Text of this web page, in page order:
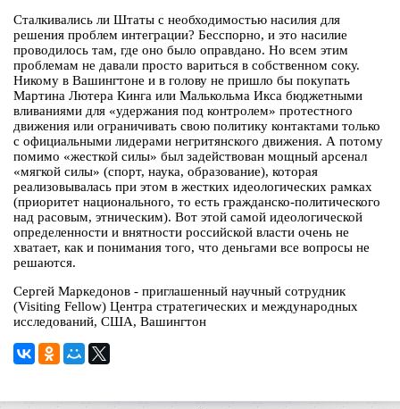
Сталкивались ли Штаты с необходимостью насилия для
решения проблем интеграции? Бесспорно, и это насилие
проводилось там, где оно было оправдано. Но всем этим
проблемам не давали просто вариться в собственном соку.
Никому в Вашингтоне и в голову не пришло бы покупать
Мартина Лютера Кинга или Малькольма Икса бюджетными
вливаниями для «удержания под контролем» протестного
движения или ограничивать свою политику контактами только
с официальными лидерами негритянского движения. А потому
помимо «жесткой силы» был задействован мощный арсенал
«мягкой силы» (спорт, наука, образование), которая
реализовывалась при этом в жестких идеологических рамках
(приоритет национального, то есть гражданско-политического
над расовым, этническим). Вот этой самой идеологической
определенности и внятности российской власти очень не
хватает, как и понимания того, что деньгами все вопросы не
решаются.
Сергей Маркедонов - приглашенный научный сотрудник
(Visiting Fellow) Центра стратегических и международных
исследований, США, Вашингтон